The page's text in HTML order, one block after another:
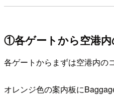
①各ゲートから空港
各ゲートからまずは空港内の
オレンジ色の案内板に